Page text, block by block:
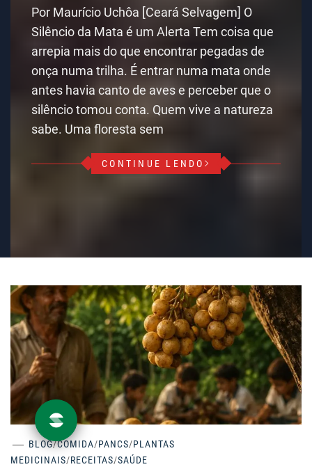
Por Maurício Uchôa [Ceará Selvagem] O
Silêncio da Mata é um Alerta Tem coisa que
arrepia mais do que encontrar pegadas de
onça numa trilha. É entrar numa mata onde
antes havia canto de aves e perceber que o
silêncio tomou conta. Quem vive a natureza
sabe. Uma floresta sem
CONTINUE LENDO
BLOG/COMIDA/PANCS/PLANTAS
MEDICINAIS/RECEITAS/SAÚDE